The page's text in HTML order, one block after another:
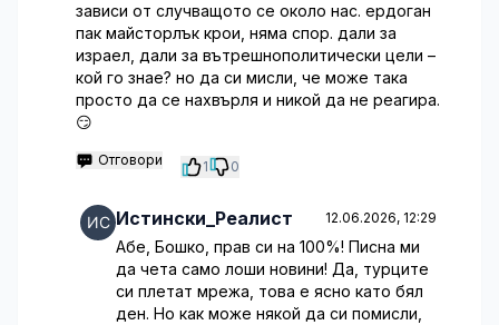
зависи от случващото се около нас. ердоган
пак майсторлък крои, няма спор. дали за
израел, дали за вътрешнополитически цели –
кой го знае? но да си мисли, че може така
просто да се нахвърля и никой да не реагира.
😏
Отговори 1 0
Истински_Реалист 12.06.2026, 12:29
Абе, Бошко, прав си на 100%! Писна ми
да чета само лоши новини! Да, турците
си плетат мрежа, това е ясно като бял
ден. Но как може някой да си помисли,